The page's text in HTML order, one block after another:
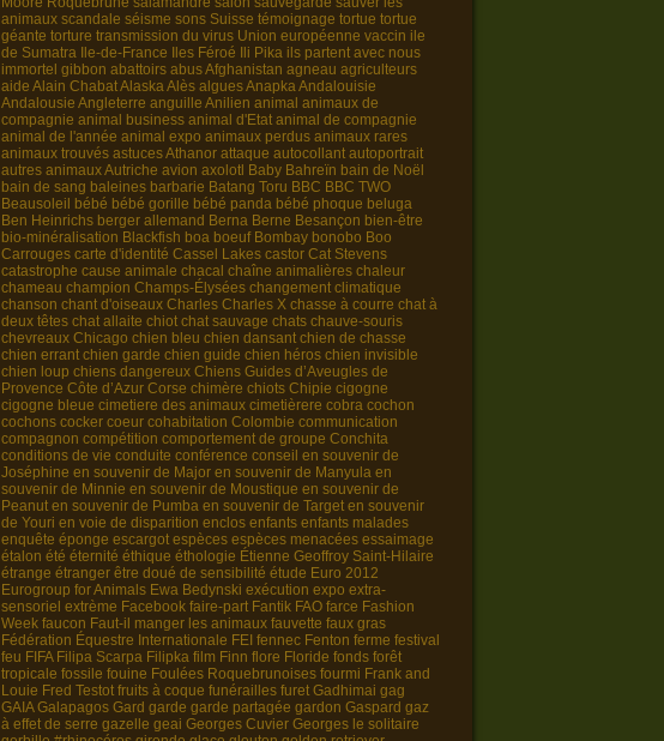
animaux scandale séisme sons Suisse témoignage tortue tortue
géante torture transmission du virus Union européenne vaccin ile
de Sumatra
Ile-de-France Iles Féroé Ili Pika ils partent avec nous
immortel gibbon abattoirs abusAfghanistan agneau agriculteurs
aide Alain ChabatAlaskaAlès alguesAnapkaAndalouisie
Andalousie Angleterre anguille Anilien animal animaux de
compagnie animal business animal d'Etat animal de compagnie
animal de l'année animal expo animaux perdus animaux rares
animaux trouvés astucesAthanor attaque autocollant autoportrait
autres animauxAutriche avion axolotl Baby Bahreïn bain de Noël
bain de sang baleines barbarie Batang Toru BBC BBC TWO
Beausoleil
bébé bébé gorille bébé panda bébé phoque beluga
Ben Heinrichs berger allemand Berna Berne Besançon bien-être
bio-minéralisation Blackfish boa boeuf Bombay bonobo Boo
Carrouges carte d'identité Cassel Lakes castor Cat Stevens
catastrophe cause animale chacal chaîne animalières chaleur
chameau champion Champs-Élysées changement climatique
chanson chant d'oiseaux Charles Charles X chasse à courre chat à
deux têtes chat allaite chiot chat sauvage chats chauve-souris
chevreaux Chicago chien bleu chien dansant chien de chasse
chien errant chien garde chien guide chien héros chien invisible
chien loup chiens dangereux Chiens Guides d’Aveugles de
Provence Côte d’Azur Corse chimère chiots Chipie cigogne
cigogne bleue cimetiere des animaux cimetièrere cobra cochon
cochons cocker coeur cohabitation Colombie communication
compagnon compétition comportement de groupe Conchita
conditions de vie conduite conférence conseil en souvenir de
Joséphine en souvenir de Major en souvenir de Manyula en
souvenir de Minnie en souvenir de Moustique en souvenir de
Peanut en souvenir de Pumba en souvenir de Target en souvenir
de Youri en voie de disparition enclos enfants enfants malades
enquête éponge escargot espèces espèces menacées essaimage
étalon été éternité éthique éthologie Étienne Geoffroy Saint-Hilaire
étrange étranger être doué de sensibilité étude Euro 2012
Eurogroup for Animals Ewa Bedynski exécution expo extra-
sensoriel extrème Facebook faire-part Fantik FAO farce Fashion
Week faucon Faut-il manger les animaux fauvette faux gras
Fédération Équestre Internationale FEI fennec Fenton ferme festival
feu FIFA Filipa Scarpa Filipka film Finn flore Floride fonds forêt
tropicale fossile fouine Foulées Roquebrunoises fourmi Frank and
Louie Fred Testot fruits à coque funérailles furet Gadhimai gag
GAIA Galapagos Gard garde garde partagée gardon Gaspard gaz
à effet de serre gazelle geai Georges Cuvier Georges le solitaire